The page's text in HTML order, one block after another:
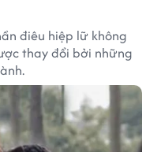
điêu hiệp lữ không
thay đổi bởi những